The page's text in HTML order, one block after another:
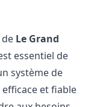
Le Grand
essentiel de
système de
et fiable